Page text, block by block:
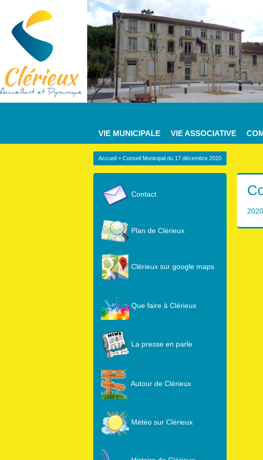
VIE MUNICIPALE VIE ASSOCIATIVE
Accueil > Conseil Municipal du 17 décembre 2020
Contact
Plan de Clérieux
Clérieux sur google maps
Que faire à Clérieux
La presse en parle
Autour de Clérieux
Météo sur Clérieux